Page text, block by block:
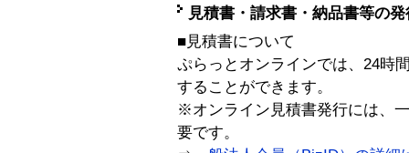
見積書・請求書・納品書等の
■見積書について
ぷらっとオンラインでは、24時
することができます。
※オンライン見積書発行には、
要です。